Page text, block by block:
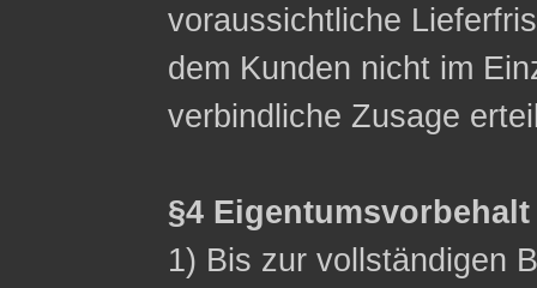
voraussichtliche
dem Kunden nicht im
verbindliche Zusage
§4 Eigentumsvorbehalt
1) Bis zur vollständigen